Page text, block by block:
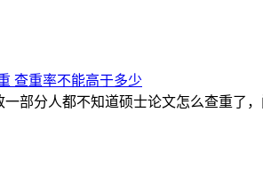
查重率不能高于多少
部分人都不知道硕士论文怎么查重了